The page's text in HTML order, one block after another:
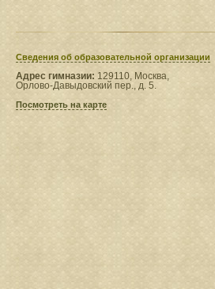
Сведения​ об образовательной организации
Адрес гимназии: 129110, Москва,
Орлово-Давыдовский пер., д. 5.
Посмотреть на карте